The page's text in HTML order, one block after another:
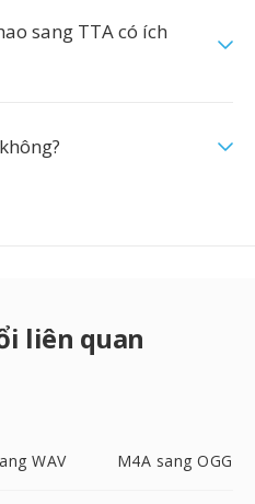
sang TTA có ích
liên quan
WAV M4A sang OGG